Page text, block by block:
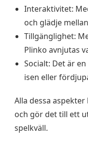
Interaktivitet:
och glädje
Tillgänglighet:
Plinko avnjutas
Socialt: Det är
isen eller
Alla dessa
och gör det till ett
spelkväll.